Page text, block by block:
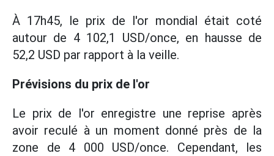
À 17h45, le prix de l'or mondial était coté
autour de 4 102,1 USD/once, en hausse de
52,2 USD par rapport à la veille.
Prévisions du prix de l'or
Le prix de l'or enregistre une reprise après
avoir reculé à un moment donné près de la
zone de 4 000 USD/once. Cependant, les